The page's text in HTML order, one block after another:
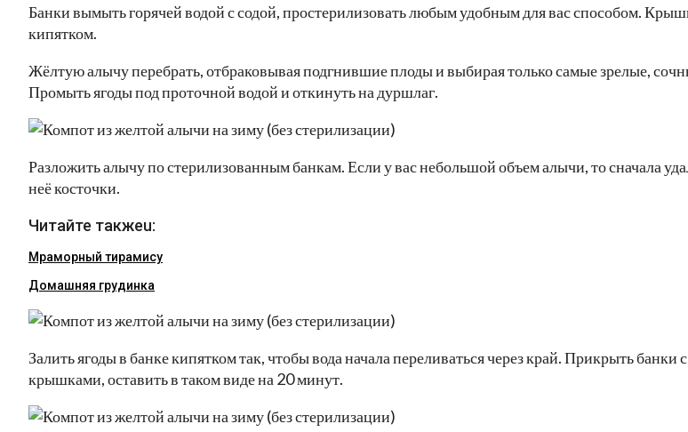
Банки вымыть горячей водой с содой, простерилизовать любым удобным для вас способом.
кипятком.
Жёлтую алычу перебрать, отбраковывая подгнившие плоды и выбирая только самые зрелые,
Промыть ягоды под проточной водой и откинуть на дуршлаг.
Разложить алычу по стерилизованным банкам. Если у вас небольшой объем алычи, то сначала
неё косточки.
Читайте такжеu:
Мраморный тирамису
Домашняя грудинка
Залить ягоды в банке кипятком так, чтобы вода начала переливаться через край. Прикрыть банки
крышками, оставить в таком виде на 20 минут.